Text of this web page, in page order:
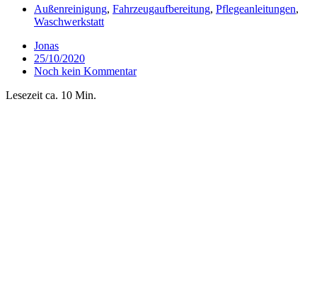
Außenreinigung, Fahrzeugaufbereitung, Pflegeanleitungen,
Waschwerkstatt
Jonas
25/10/2020
Noch kein Kommentar
Lesezeit ca. 10 Min.